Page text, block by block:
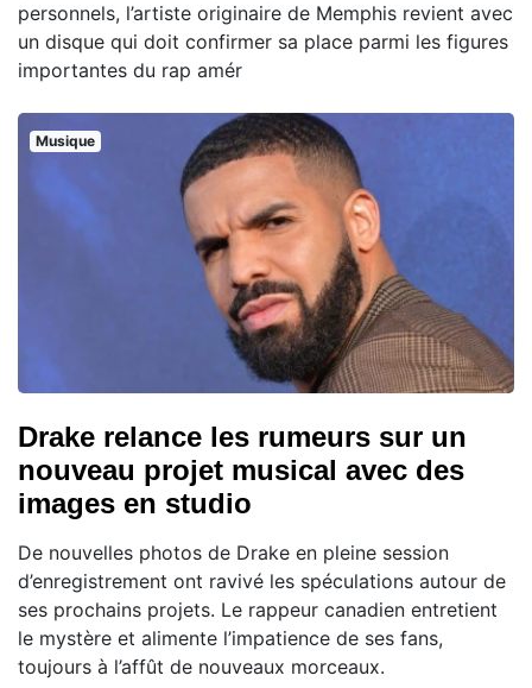
personnels, l’artiste originaire de Memphis revient avec
un disque qui doit confirmer sa place parmi les figures
importantes du rap amér
Musique
Drake relance les rumeurs sur un
nouveau projet musical avec des
images en studio
De nouvelles photos de Drake en pleine session
d’enregistrement ont ravivé les spéculations autour de
ses prochains projets. Le rappeur canadien entretient
le mystère et alimente l’impatience de ses fans,
toujours à l’affût de nouveaux morceaux.